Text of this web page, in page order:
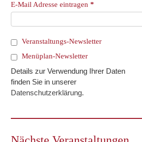
E-Mail Adresse eintragen*
Veranstaltungs-Newsletter
Menüplan-Newsletter
Details zur Verwendung Ihrer Daten
finden Sie in unserer
Datenschutzerklärung.